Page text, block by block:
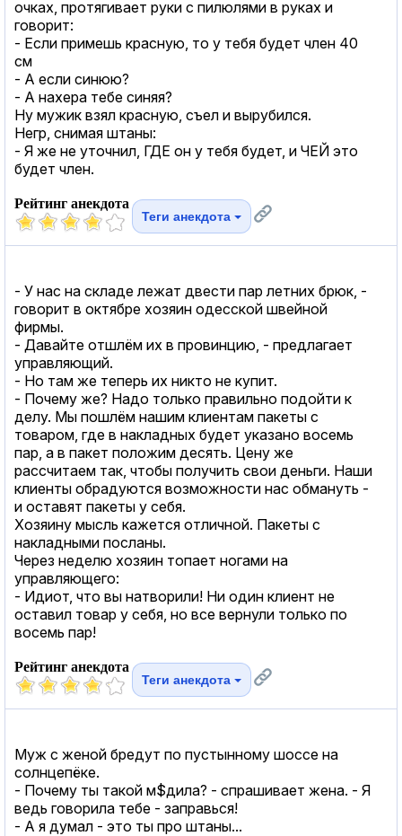
очках, протягивает руки с пилюлями в руках и
говорит:
- Если примешь красную, то у тебя будет член 40
см
- А если синюю?
- А нахера тебе синяя?
Ну мужик взял красную, съел и вырубился.
Негр, снимая штаны:
- Я же не уточнил, ГДЕ он у тебя будет, и ЧЕЙ это
будет член.
Рейтинг анекдота
Теги анекдота
- У нас на складе лежат двести пар летних брюк, -
говорит в октябре хозяин одесской швейной
фирмы.
- Давайте отшлём их в провинцию, - предлагает
управляющий.
- Но там же теперь их никто не купит.
- Почему же? Надо только правильно подойти к
делу. Мы пошлём нашим клиентам пакеты с
товаром, где в накладных будет указано восемь
пар, а в пакет положим десять. Цену же
рассчитаем так, чтобы получить свои деньги. Наши
клиенты обрадуются возможности нас обмануть -
и оставят пакеты у себя.
Хозяину мысль кажется отличной. Пакеты с
накладными посланы.
Через неделю хозяин топает ногами на
управляющего:
- Идиот, что вы натворили! Ни один клиент не
оставил товар у себя, но все вернули только по
восемь пар!
Рейтинг анекдота
Теги анекдота
Муж с женой бредут по пустынному шоссе на
солнцепёке.
- Почему ты такой м$дила? - спрашивает жена. - Я
ведь говорила тебе - заправься!
- А я думал - это ты про штаны...